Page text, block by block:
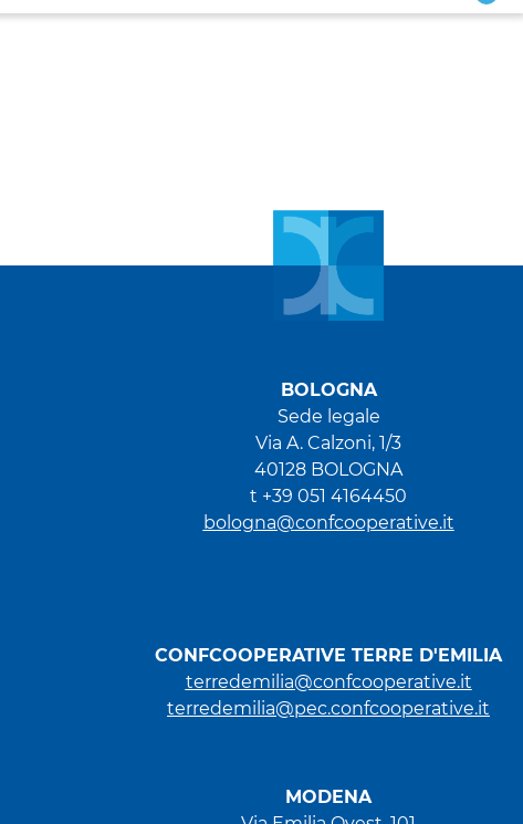
BOLOGNA
Sede legale
Via A. Calzoni, 1/3
40128 BOLOGNA
t +39 051 4164450
bologna@confcooperative.it
CONFCOOPERATIVE TERRE D'EMILIA
terredemilia@confcooperative.it
terredemilia@pec.confcooperative.it
MODENA